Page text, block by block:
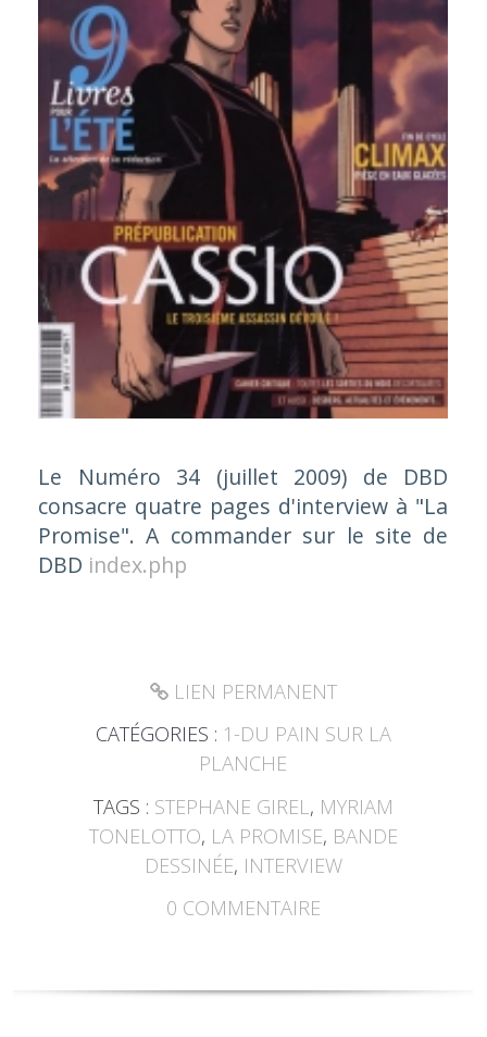
Le Numéro 34 (juillet 2009) de DBD
consacre quatre pages d'interview à "La
Promise". A commander sur le site de
DBD index.php
LIEN PERMANENT
CATÉGORIES : 1-DU PAIN SUR LA
PLANCHE
TAGS : STEPHANE GIREL , MYRIAM
TONELOTTO, LA PROMISE, BANDE
DESSINÉE, INTERVIEW
0 COMMENTAIRE